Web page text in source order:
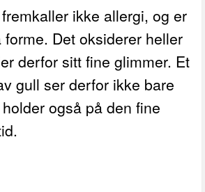
ikke allergi, og er
Det oksiderer heller
derfor sitt fine glimmer. Et
gull ser derfor ikke bare
også på den fine